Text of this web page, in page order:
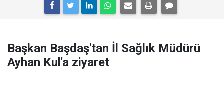
Başkan Başdaş'tan İl Sağlık Müdürü
Ayhan Kul'a ziyaret